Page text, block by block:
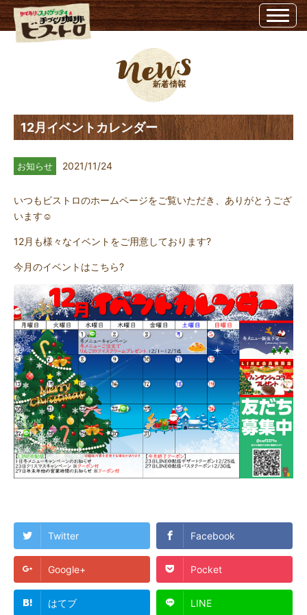
12月イベントカレンダー | 埼玉県越谷市のビストロ埼玉県越谷市のビストロ
12月イベントカレンダー
お知らせ 2021/11/24
いつもビストロのホームページをご覧いただき、ありがとうござ
います☺
12月も様々なイベントをご用意しております?
今月のイベントはこちら?
Twitter Facebook
Google+ Pocket
はてブ LINE